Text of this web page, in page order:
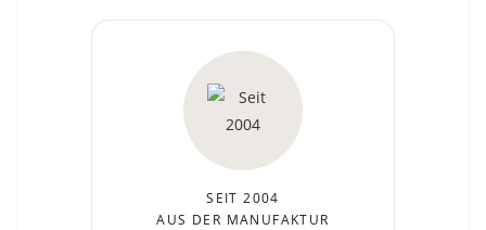
SEIT 2004
AUS DER MANUFAKTUR